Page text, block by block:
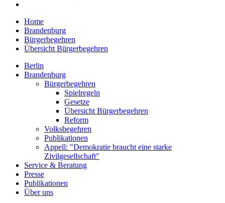
Home
Brandenburg
Bürgerbegehren
Übersicht Bürgerbegehren
Berlin
Brandenburg
Bürgerbegehren
Spielregeln
Gesetze
Übersicht Bürgerbegehren
Reform
Volksbegehren
Publikationen
Appell: "Demokratie braucht eine starke
Zivilgesellschaft"
Service & Beratung
Presse
Publikationen
Über uns